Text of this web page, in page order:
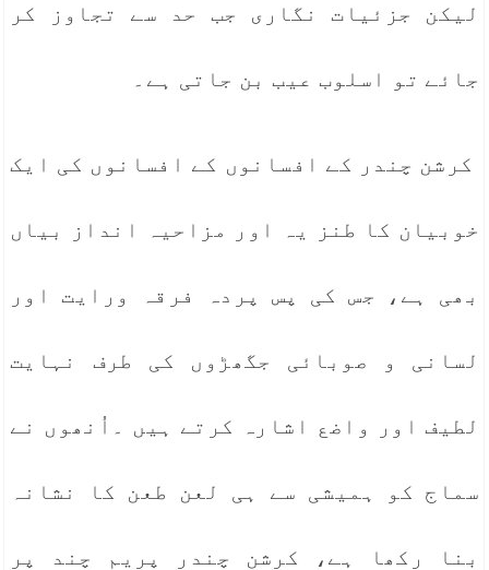
لیکن جزئیات نگاری جب حد سے تجاوز کر
جائے تو اسلوب عیب بن جاتی ہے۔
کرشن چندر کے افسانوں کے افسانوں کی ایک
خوبیان کا طنز یہ اور مزاحیہ انداز بیاں
بھی ہے، جس کی پس پردہ فرقہ ورایت اور
لسانی و صوبائی جگھڑوں کی طرف نہایت
لطیف اور واضع اشارہ کرتے ہیں ۔اُنھوں نے
سماج کو ہمیشی سے ہی لعن طعن کا نشانہ
بنا رکھا ہے، کرشن چندر پریم چند پر